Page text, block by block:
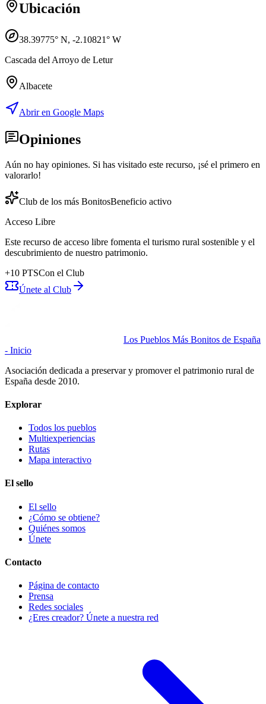
Ubicación
38.39775° N, -2.10821° W
Cascada del Arroyo de Letur
Albacete
Abrir en Google Maps
Opiniones
Aún no hay opiniones. Si has visitado este recurso, ¡sé el primero en
valorarlo!
Club de los más BonitosBeneficio activo
Acceso Libre
Este recurso de acceso libre fomenta el turismo rural sostenible y el
descubrimiento de nuestro patrimonio.
+10 PTSCon el Club
Únete al Club
Los Pueblos Más Bonitos de España
- Inicio
Asociación dedicada a preservar y promover el patrimonio rural de
España desde 2010.
Explorar
Todos los pueblos
Multiexperiencias
Rutas
Mapa interactivo
El sello
El sello
¿Cómo se obtiene?
Quiénes somos
Únete
Contacto
Página de contacto
Prensa
Redes sociales
¿Eres creador? Únete a nuestra red